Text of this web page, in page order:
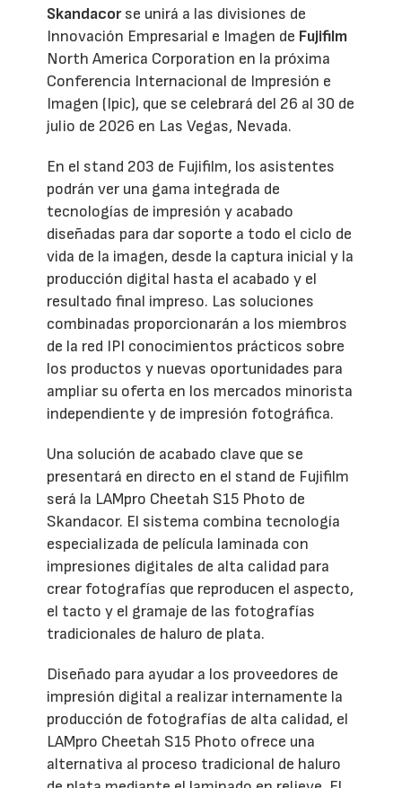
Skandacorse unirá a las divisiones de
Innovación Empresarial e Imagen de Fujifilm
North America Corporation en la próxima
Conferencia Internacional de Impresión e
Imagen (Ipic), que se celebrará del 26 al 30 de
julio de 2026 en Las Vegas, Nevada.
En el stand 203 de Fujifilm, los asistentes
podrán ver una gama integrada de
tecnologías de impresión y acabado
diseñadas para dar soporte a todo el ciclo de
vida de la imagen, desde la captura inicial y la
producción digital hasta el acabado y el
resultado final impreso. Las soluciones
combinadas proporcionarán a los miembros
de la red IPI conocimientos prácticos sobre
los productos y nuevas oportunidades para
ampliar su oferta en los mercados minorista
independiente y de impresión fotográfica.
Una solución de acabado clave que se
presentará en directo en el stand de Fujifilm
será la LAMpro Cheetah S15 Photo de
Skandacor. El sistema combina tecnología
especializada de película laminada con
impresiones digitales de alta calidad para
crear fotografías que reproducen el aspecto,
el tacto y el gramaje de las fotografías
tradicionales de haluro de plata.
Diseñado para ayudar a los proveedores de
impresión digital a realizar internamente la
producción de fotografías de alta calidad, el
LAMpro Cheetah S15 Photo ofrece una
alternativa al proceso tradicional de haluro